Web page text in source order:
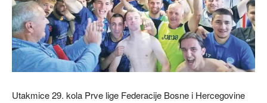
Utakmice 29. kola Prve lige Federacije Bosne i Hercegovine